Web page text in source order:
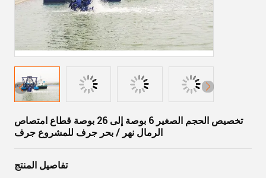
تخصيص الحجم الصغير 6 بوصة إلى 26 بوصة قطاع امتصاص
الرمال نهر / بحر جرف للمشروع جرف
تفاصيل المنتج